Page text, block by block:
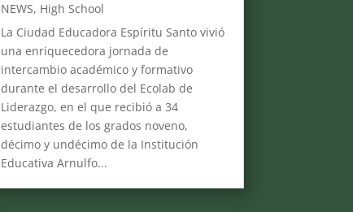
NEWS, High School
La Ciudad Educadora Espíritu Santo vivió
una enriquecedora jornada de
intercambio académico y formativo
durante el desarrollo del Ecolab de
Liderazgo, en el que recibió a 34
estudiantes de los grados noveno,
décimo y undécimo de la Institución
Educativa Arnulfo...